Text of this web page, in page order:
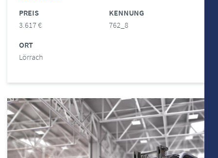
PREIS
3.617 €
KENNUNG
762_8
ORT
Lörrach